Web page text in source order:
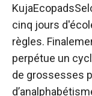
KujaEcopads
cinq jours
règles.
perpétue un
de grossesses